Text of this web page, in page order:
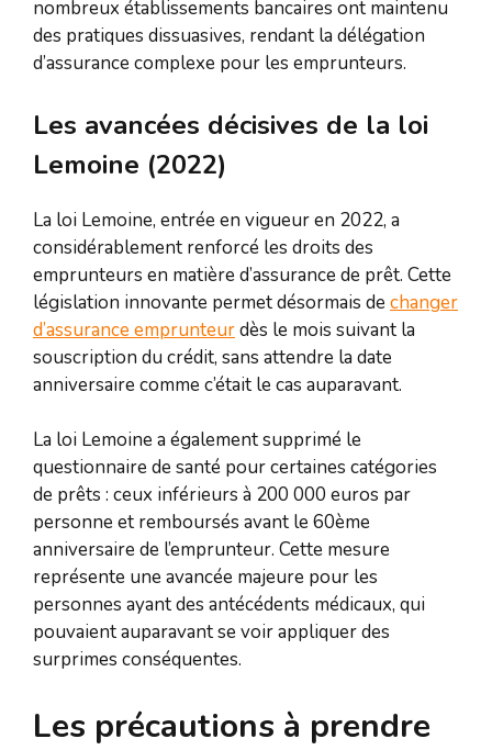
nombreux établissements bancaires ont maintenu
des pratiques dissuasives, rendant la délégation
d’assurance complexe pour les emprunteurs.
Les avancées décisives de la loi
Lemoine (2022)
La loi Lemoine, entrée en vigueur en 2022, a
considérablement renforcé les droits des
emprunteurs en matière d’assurance de prêt. Cette
législation innovante permet désormais dechanger
d’assurance emprunteurdès le mois suivant la
souscription du crédit, sans attendre la date
anniversaire comme c’était le cas auparavant.
La loi Lemoine a également supprimé le
questionnaire de santé pour certaines catégories
de prêts : ceux inférieurs à 200 000 euros par
personne et remboursés avant le 60ème
anniversaire de l’emprunteur. Cette mesure
représente une avancée majeure pour les
personnes ayant des antécédents médicaux, qui
pouvaient auparavant se voir appliquer des
surprimes conséquentes.
Les précautions à prendre